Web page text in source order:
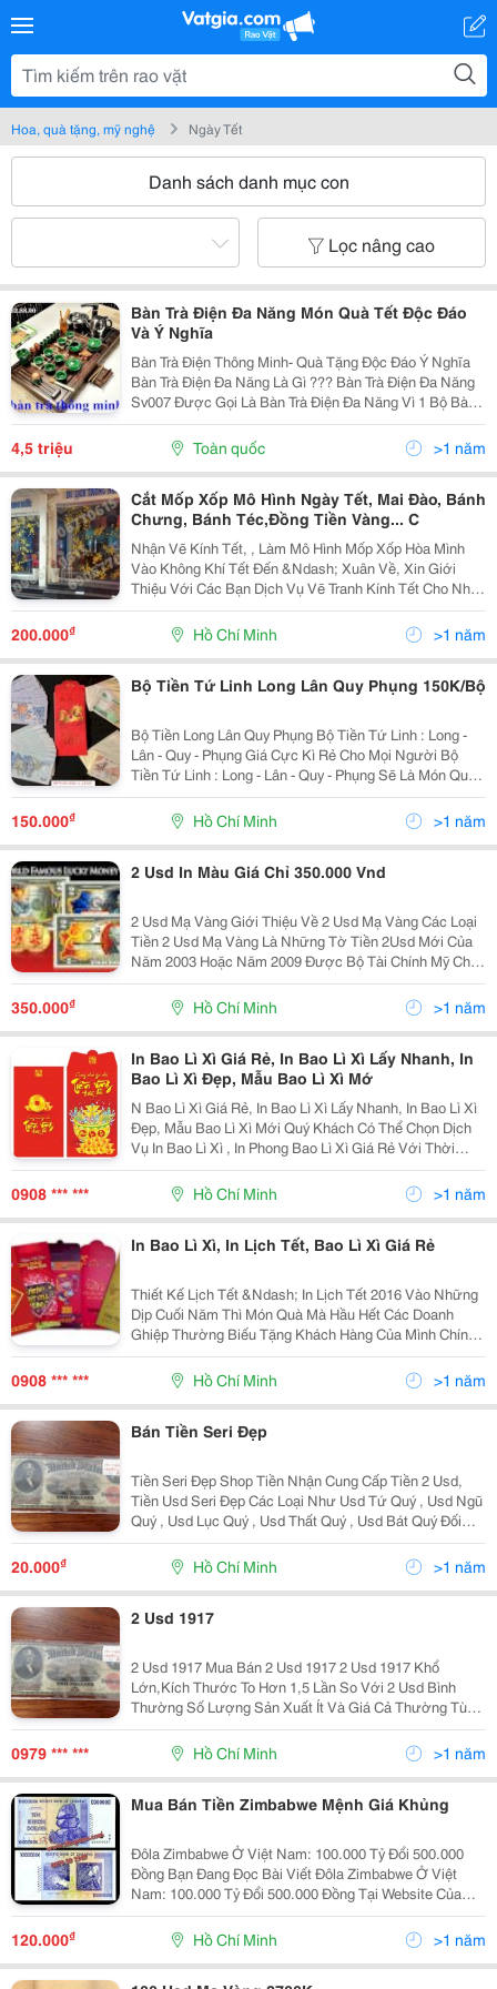
Hoa, quà tặng, mỹ nghệ Ngày Tết
Danh sách danh mục con
Lọc nâng cao
Bàn Trà Điện Đa Năng Món Quà Tết Độc Đáo
Và Ý Nghĩa
Bàn Trà Điện Thông Minh- Quà Tặng Độc Đáo Ý Nghĩa
Bàn Trà Điện Đa Năng Là Gì ??? Bàn Trà Điện Đa Năng
Sv007 Được Gọi Là Bàn Trà Điện Đa Năng Vì 1 Bộ Bàn
Trà Điện Đa Năng Bao Gồm : 01 Bàn Trà, 01 Bộ Ấm
Chén, 01 Khăn Lau, 01 Gắp Chén, 01...
4,5 triệu Toàn quốc >1 năm
Cắt Mốp Xốp Mô Hình Ngày Tết, Mai Đào, Bánh
Chưng, Bánh Téc,Đồng Tiền Vàng... C
Nhận Vẽ Kính Tết, , Làm Mô Hình Mốp Xốp Hòa Mình
Vào Không Khí Tết Đến &Ndash; Xuân Về, Xin Giới
Thiệu Với Các Bạn Dịch Vụ Vẽ Tranh Kính Tết Cho Nhà
Riêng, Công Ty, Shop, Nhà Hàng, Khách Sạn, Trung
Tâm Anh Ngữ, Trung Tâm Thương Mại, Tòa Nhà, Sảnh
200.000₫ Hồ Chí Minh >1 năm
Bộ Tiền Tứ Linh Long Lân Quy Phụng 150K/Bộ
Bộ Tiền Long Lân Quy Phụng Bộ Tiền Tứ Linh : Long -
Lân - Quy - Phụng Giá Cực Kì Rẻ Cho Mọi Người Bộ
Tiền Tứ Linh : Long - Lân - Quy - Phụng Sẽ Là Món Quà
Tuyệt Vời Dành Cho Gia Đình,Bạn Bè Và Người Thân
Giá Thị Trường: 200.000Đ/
150.000₫ Hồ Chí Minh >1 năm
2 Usd In Màu Giá Chỉ 350.000 Vnd
2 Usd Mạ Vàng Giới Thiệu Về 2 Usd Mạ Vàng Các Loại
Tiền 2 Usd Mạ Vàng Là Những Tờ Tiền 2Usd Mới Của
Năm 2003 Hoặc Năm 2009 Được Bộ Tài Chính Mỹ Cho
Phép Mạ Vàng Lên Đó Nhằm Mục Đích Làm Tiền Kỉ
Niệm, Tiền Sưu Tập Và Mang Lại Sự May Mắn Tr
350.000₫ Hồ Chí Minh >1 năm
In Bao Lì Xì Giá Rẻ, In Bao Lì Xì Lấy Nhanh, In
Bao Lì Xì Đẹp, Mẫu Bao Lì Xì Mớ
N Bao Lì Xì Giá Rẻ, In Bao Lì Xì Lấy Nhanh, In Bao Lì Xì
Đẹp, Mẫu Bao Lì Xì Mới Quý Khách Có Thể Chọn Dịch
Vụ In Bao Lì Xì , In Phong Bao Lì Xì Giá Rẻ Với Thời
Gian Giao Hàng Từ 7 &Ndash; 10 Ngày. Thiết Kế - In
Mẫu Test Miễn Phí Số Lượng Tối
0908 *** *** Hồ Chí Minh >1 năm
In Bao Lì Xì, In Lịch Tết, Bao Lì Xì Giá Rẻ
Thiết Kế Lịch Tết &Ndash; In Lịch Tết 2016 Vào Những
Dịp Cuối Năm Thì Món Quà Mà Hầu Hết Các Doanh
Ghiệp Thường Biếu Tặng Khách Hàng Của Mình Chính
Là Những Bộ Lịch Tết . Điều Này Vừa Thể Hiện Nét Đẹp
Văn Hóa Riêng Của Dân Tộc Vừa Tạo Cảm Giác Gần
0908 *** *** Hồ Chí Minh >1 năm
Bán Tiền Seri Đẹp
Tiền Seri Đẹp Shop Tiền Nhận Cung Cấp Tiền 2 Usd,
Tiền Usd Seri Đẹp Các Loại Như Usd Tứ Quý , Usd Ngũ
Quý , Usd Lục Quý , Usd Thất Quý , Usd Bát Quý Đối
Với Mệnh Giá 1 Usd,5 Usd,10 Usd ,20 Usd,50 Usd ,100
Usd Shop Tiền Chỉ Bán Seri Lục Quý
20.000₫ Hồ Chí Minh >1 năm
2 Usd 1917
2 Usd 1917 Mua Bán 2 Usd 1917 2 Usd 1917 Khổ
Lớn,Kích Thước To Hơn 1,5 Lần So Với 2 Usd Bình
Thường Số Lượng Sản Xuất Ít Và Giá Cả Thường Tùy
Thuộc Vào Chất Lượng 2 Usd 1917 Chấm Điểm ( Chứng
Thực ) Sẽ Có Giá Trị Cao Hơn So Với 2 Usd 1917
0979 *** *** Hồ Chí Minh >1 năm
Mua Bán Tiền Zimbabwe Mệnh Giá Khủng
Đôla Zimbabwe Ở Việt Nam: 100.000 Tỷ Đổi 500.000
Đồng Bạn Đang Đọc Bài Viết Đôla Zimbabwe Ở Việt
Nam: 100.000 Tỷ Đổi 500.000 Đồng Tại Website Của
Chúng Tôi. Tiền Zimbabwe Được Bán Tại Website
Www.shoptien.com 20.000 Tỷ Đắt Hơn 50.000 Tỷ
120.000₫ Hồ Chí Minh >1 năm